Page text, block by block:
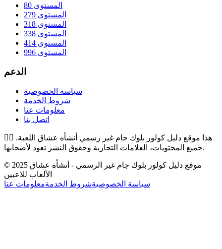
المستوى 80
المستوى 279
المستوى 318
المستوى 338
المستوى 414
المستوى 996
الدعم
سياسة الخصوصية
شروط الخدمة
معلومات عنا
اتصل بنا
👉🏻 هذا موقع دليل كولور بلوك جام غير رسمي أنشأه عشاق اللعبة.
جميع المحتويات، العلامات التجارية وحقوق النشر تعود لأصحابها.
© 2025 موقع دليل كولور بلوك جام غير الرسمي - أنشأه عشاق
الألعاب للاعبين
سياسة الخصوصيةشروط الخدمةمعلومات عنا